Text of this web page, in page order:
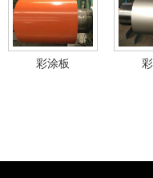
彩涂板